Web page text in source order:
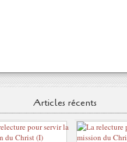
Articles récents